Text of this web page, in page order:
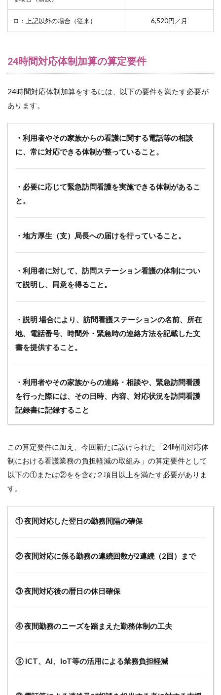
に
厚
生
働
省
の
と
回
答
ま
め
ロ：上記以外の場合（従来） 6,520円／月
24時間対応体制加算の算定要件
24時間対応体制加算をするには、以下の要件を満たす必要が
あります。
・利用者やその家族からの看護に関する電話等の相談
に、常に対応できる体制が整っていること。
・必要に応じて緊急訪問看護を実施できる体制があるこ
と。
・地方厚生（支）局長への届けを行っていること。
・利用者に対して、訪問ステーション看護の体制につい
て説明し、同意を得ること。
・説明 場合により、訪問看護ステーションの名前、所在
地、電話番号、時間外・緊急時の連絡方法を記載した文
書を提供すること。
・利用者やその家族からの連絡・相談や、緊急訪問看護
を行った際には、その日時、内容、対応状況を訪問看護
記録書に記録すること
この算定要件に加え、今回新たに設けられた「24時間対応体
制における看護業務の負担軽減の取組み」の算定要件として
以下の①または②をを含む２項目以上を満たす必要がありま
す。
① 夜間対応した翌日の勤務間隔の確保
② 夜間対応に係る勤務の連続回数が2連続（2回）まで
③ 夜間対応後の暦日の休日確保
④ 夜間勤務のニーズを踏まえた勤務体制の工夫
⑤ ICT、AI、IoT等の活用による業務負担軽減